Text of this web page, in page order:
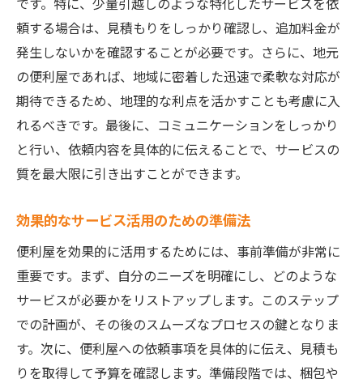
頼する場合は、見積もりをしっかり確認し、追加料金が
発生しないかを確認することが必要です。さらに、地元
の便利屋であれば、地域に密着した迅速で柔軟な対応が
期待できるため、地理的な利点を活かすことも考慮に入
れるべきです。最後に、コミュニケーションをしっかり
と行い、依頼内容を具体的に伝えることで、サービスの
質を最大限に引き出すことができます。
効果的なサービス活用のための準備法
便利屋を効果的に活用するためには、事前準備が非常に
重要です。まず、自分のニーズを明確にし、どのような
サービスが必要かをリストアップします。このステップ
での計画が、その後のスムーズなプロセスの鍵となりま
す。次に、便利屋への依頼事項を具体的に伝え、見積も
りを取得して予算を確認します。準備段階では、梱包や